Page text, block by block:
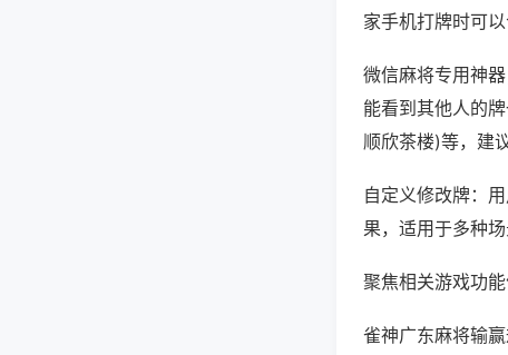
家手机打牌时可
微信麻将专用神
能看到其他人的
顺欣茶楼)等，建
自定义修改牌：
果，适用于多种
聚焦相关游戏功能
雀神广东麻将输